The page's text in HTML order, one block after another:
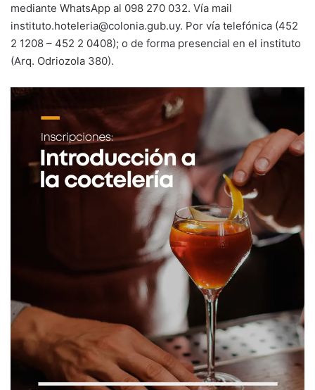
mediante WhatsApp al 098 270 032. Vía mail
instituto.hoteleria@colonia.gub.uy. Por vía telefónica (452
2 1208 – 452 2 0408); o de forma presencial en el instituto
(Arq. Odriozola 380).